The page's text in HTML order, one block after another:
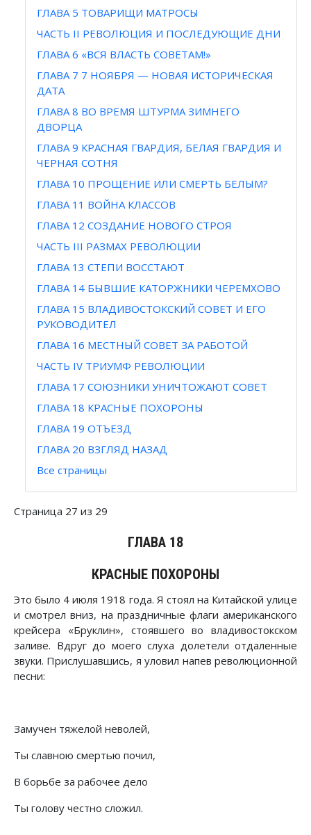
ГЛАВА 5 ТОВАРИЩИ МАТРОСЫ
ЧАСТЬ II РЕВОЛЮЦИЯ И ПОСЛЕДУЮЩИЕ ДНИ
ГЛАВА 6 «ВСЯ ВЛАСТЬ СОВЕТАМ!»
ГЛАВА 7 7 НОЯБРЯ — НОВАЯ ИСТОРИЧЕСКАЯ
ДАТА
ГЛАВА 8 ВО ВРЕМЯ ШТУРМА ЗИМНЕГО
ДВОРЦА
ГЛАВА 9 КРАСНАЯ ГВАРДИЯ, БЕЛАЯ ГВАРДИЯ И
ЧЕРНАЯ СОТНЯ
ГЛАВА 10 ПРОЩЕНИЕ ИЛИ СМЕРТЬ БЕЛЫМ?
ГЛАВА 11 ВОЙНА КЛАССОВ
ГЛАВА 12 СОЗДАНИЕ НОВОГО СТРОЯ
ЧАСТЬ III РАЗМАХ РЕВОЛЮЦИИ
ГЛАВА 13 СТЕПИ ВОССТАЮТ
ГЛАВА 14 БЫВШИЕ КАТОРЖНИКИ ЧЕРЕМХОВО
ГЛАВА 15 ВЛАДИВОСТОКСКИЙ СОВЕТ И ЕГО
РУКОВОДИТЕЛ
ГЛАВА 16 МЕСТНЫЙ СОВЕТ ЗА РАБОТОЙ
ЧАСТЬ IV ТРИУМФ РЕВОЛЮЦИИ
ГЛАВА 17 СОЮЗНИКИ УНИЧТОЖАЮТ СОВЕТ
ГЛАВА 18 КРАСНЫЕ ПОХОРОНЫ
ГЛАВА 19 ОТЪЕЗД
ГЛАВА 20 ВЗГЛЯД НАЗАД
Все страницы
Страница 27 из 29
ГЛАВА 18
КРАСНЫЕ ПОХОРОНЫ
Это было 4 июля 1918 года. Я стоял на Китайской улице
и смотрел вниз, на праздничные флаги американского
крейсера «Бруклин», стоявшего во владивостокском
заливе. Вдруг до моего слуха долетели отдаленные
звуки. Прислушавшись, я уловил напев революционной
песни:
Замучен тяжелой неволей,
Ты славною смертью почил,
В борьбе за рабочее дело
Ты голову честно сложил.